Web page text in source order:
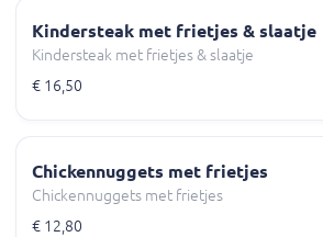
Kindersteak met frietjes & slaatje
Kindersteak met frietjes & slaatje
€ 16,50
Chickennuggets met frietjes
Chickennuggets met frietjes
€ 12,80